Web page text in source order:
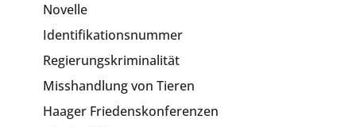
Novelle
Identifikationsnummer
Regierungskriminalität
Misshandlung von Tieren
Haager Friedenskonferenzen